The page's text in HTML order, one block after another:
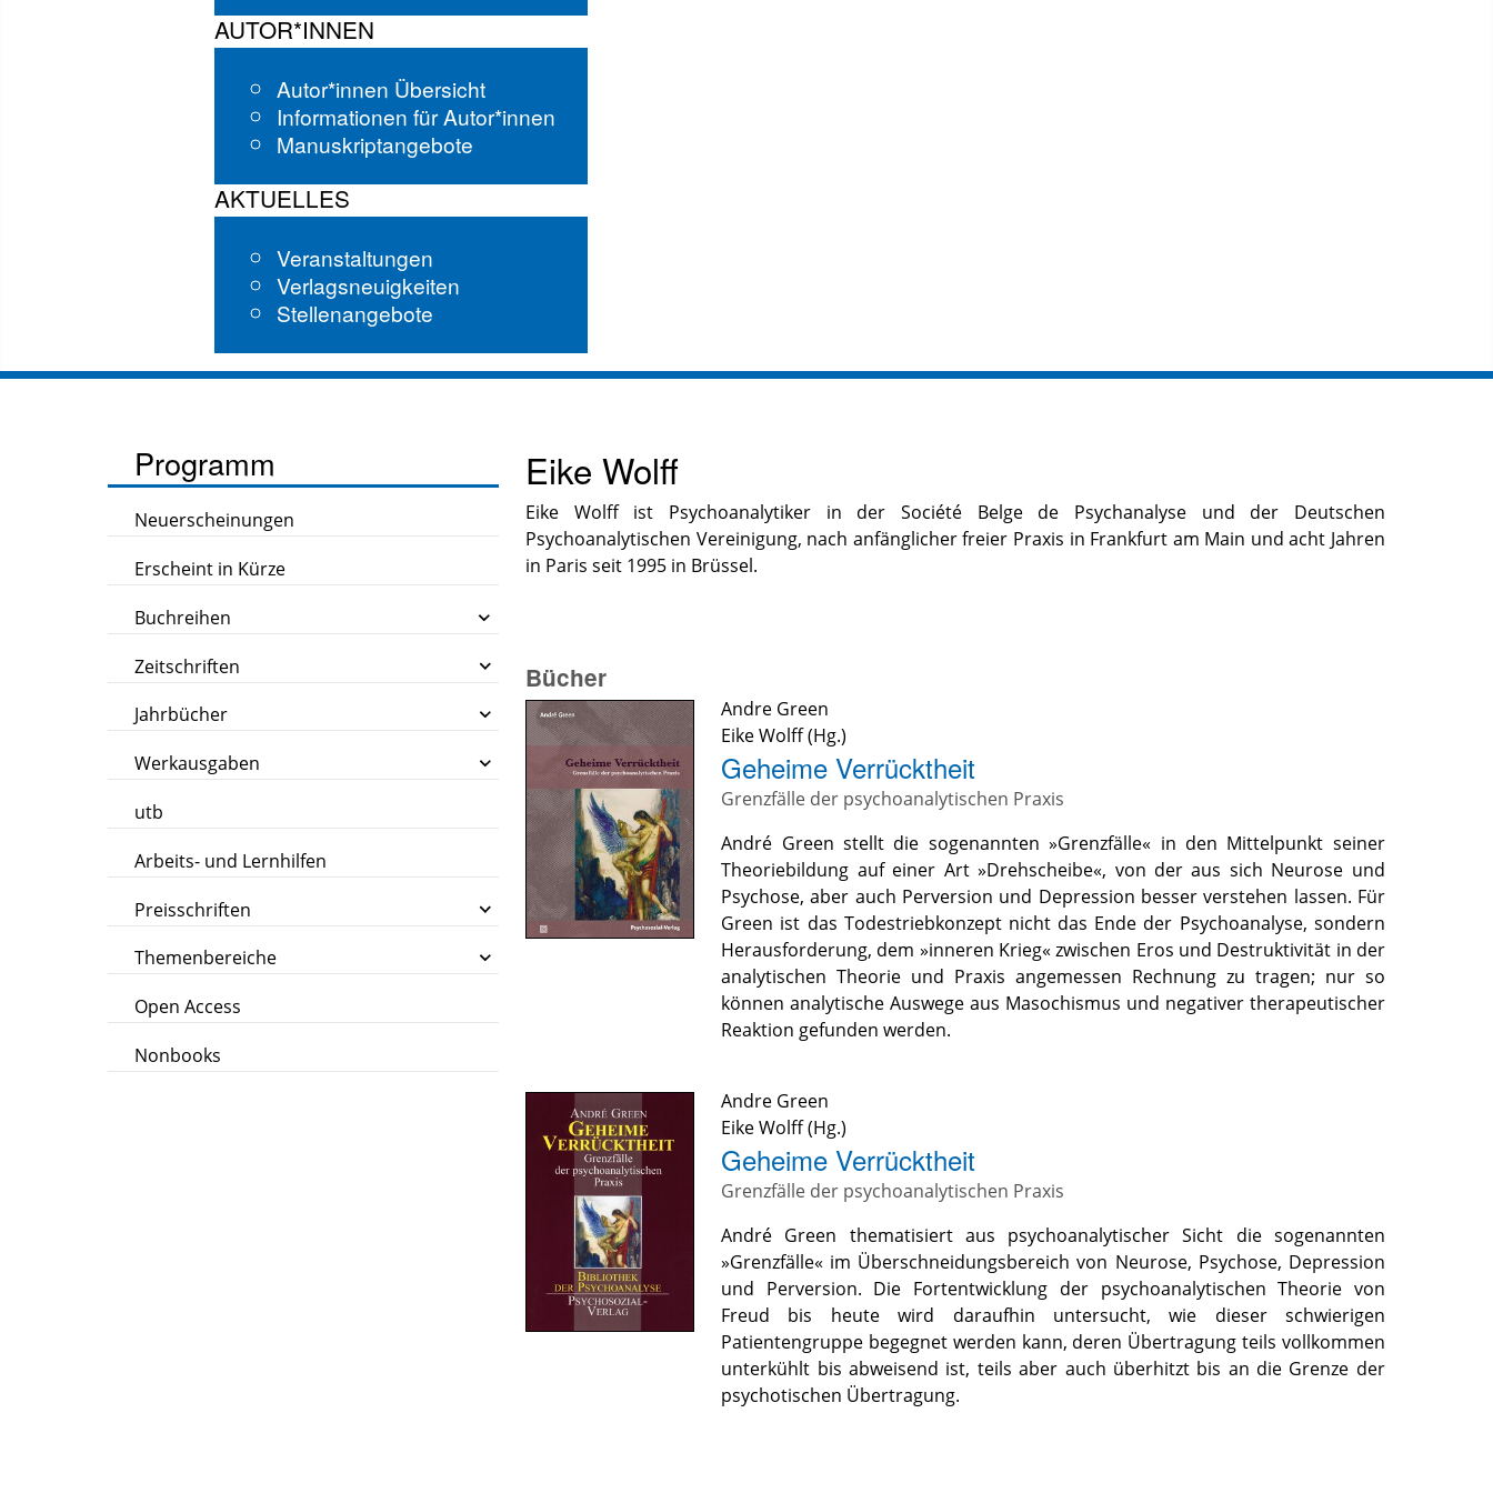
AUTOR*INNEN
Autor*innen Übersicht
Informationen für Autor*innen
Manuskriptangebote
AKTUELLES
Veranstaltungen
Verlagsneuigkeiten
Stellenangebote
Programm
Neuerscheinungen
Erscheint in Kürze
Buchreihen
Zeitschriften
Jahrbücher
Werkausgaben
utb
Arbeits- und Lernhilfen
Preisschriften
Themenbereiche
Open Access
Nonbooks
Eike Wolff
Eike Wolff ist Psychoanalytiker in der Société Belge de Psychanalyse und der Deutschen
Psychoanalytischen Vereinigung, nach anfänglicher freier Praxis in Frankfurt am Main und acht Jahren
in Paris seit 1995 in Brüssel.
Bücher
Andre Green
Eike Wolff(Hg.)
Geheime Verrücktheit
Grenzfälle der psychoanalytischen Praxis
André Green stellt die sogenannten »Grenzfälle« in den Mittelpunkt seiner
Theoriebildung auf einer Art »Drehscheibe«, von der aus sich Neurose und
Psychose, aber auch Perversion und Depression besser verstehen lassen. Für
Green ist das Todestriebkonzept nicht das Ende der Psychoanalyse, sondern
Herausforderung, dem »inneren Krieg« zwischen Eros und Destruktivität in der
analytischen Theorie und Praxis angemessen Rechnung zu tragen; nur so
können analytische Auswege aus Masochismus und negativer therapeutischer
Reaktion gefunden werden.
Andre Green
Eike Wolff(Hg.)
Geheime Verrücktheit
Grenzfälle der psychoanalytischen Praxis
André Green thematisiert aus psychoanalytischer Sicht die sogenannten
»Grenzfälle« im Überschneidungsbereich von Neurose, Psychose, Depression
und Perversion. Die Fortentwicklung der psychoanalytischen Theorie von
Freud bis heute wird daraufhin untersucht, wie dieser schwierigen
Patientengruppe begegnet werden kann, deren Übertragung teils vollkommen
unterkühlt bis abweisend ist, teils aber auch überhitzt bis an die Grenze der
psychotischen Übertragung.